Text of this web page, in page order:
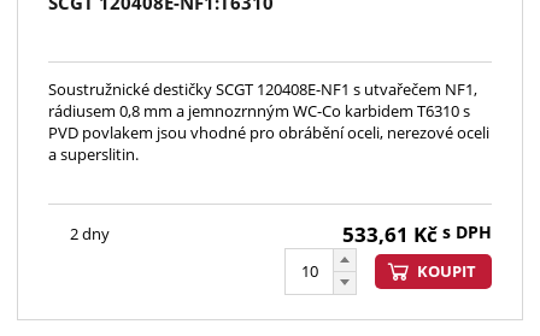
Soustružnické destičky SCGT 120408E-NF1 s utvařečem NF1,
rádiusem 0,8 mm a jemnozrnným WC-Co karbidem T6310 s
PVD povlakem jsou vhodné pro obrábění oceli, nerezové oceli
a superslitin.
2 dny 533,61 Kč s DPH
KOUPIT